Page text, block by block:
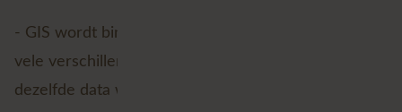
- GIS wordt binnen veel organisaties gebruikt door
vele verschillende afdelingen, terwijl er vaak niet
dezelfde data wordt gebruikt. Dit maakt monitoren